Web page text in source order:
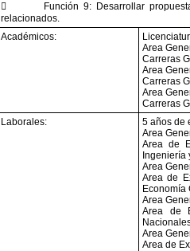

Función 9: Desarrollar
relacionados.
Académicos:
Area
Carreras
Area
Carreras
Area
Carreras
Laborales:
5 años de
Area
Area de
Ingeniería
Area
Area de
Economía
Area
Area de
Area
Area de